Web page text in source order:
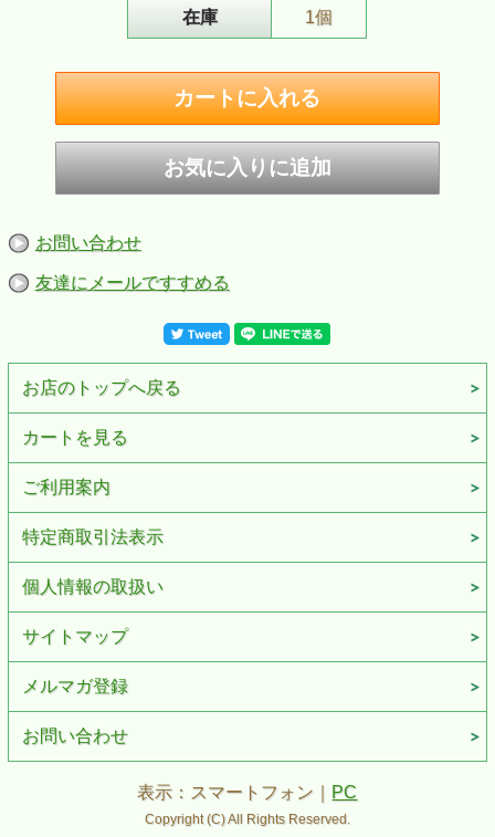
在庫 1個
お問い合わせ
友達にメールですすめる
お店のトップへ戻る
カートを見る
ご利用案内
特定商取引法表示
個人情報の取扱い
サイトマップ
メルマガ登録
お問い合わせ
表示：スマートフォン｜ PC
Copyright (C) All Rights Reserved.